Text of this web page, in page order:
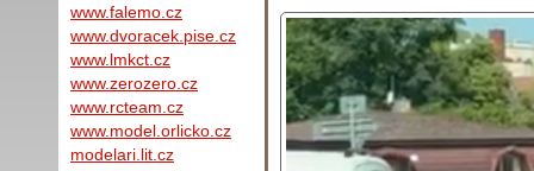
www.falemo.cz
www.dvoracek.pise.cz
www.lmkct.cz
www.zerozero.cz
www.rcteam.cz
www.model.orlicko.cz
modelari.lit.cz